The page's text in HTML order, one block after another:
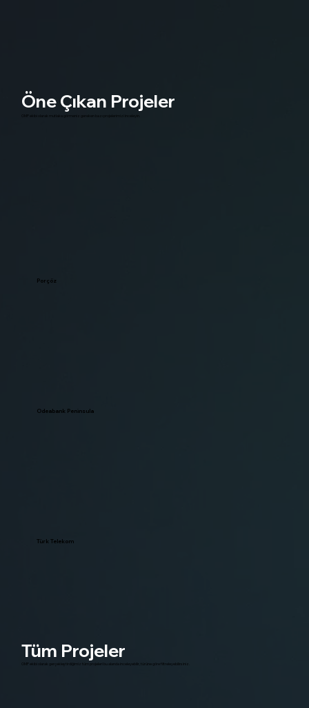
Öne Çıkan Projeler
Porçöz
Odeabank Peninsula
Türk Telekom
OMP ekibi olarak mutlaka görmeniz gereken bazı projelerimizi inceleyin.
Tüm Projeler
OMP ekibi olarak gerçekleştirdiğimiz tüm projeleri bu alanda inceleyebilir, türüne göre filtreleyebilirsiniz.